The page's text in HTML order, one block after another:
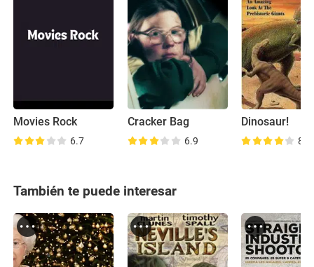
Movies Rock
6.7
Cracker Bag
6.9
Dinosaur!
8.5
También te puede interesar